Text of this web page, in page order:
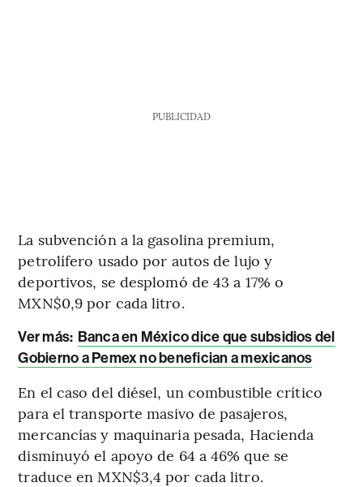
PUBLICIDAD
La subvención a la gasolina premium,
petrolífero usado por autos de lujo y
deportivos, se desplomó de 43 a 17% o
MXN$0,9 por cada litro.
Ver más: Banca en México dice que subsidios del
Gobierno a Pemex no benefician a mexicanos
En el caso del diésel, un combustible crítico
para el transporte masivo de pasajeros,
mercancías y maquinaria pesada, Hacienda
disminuyó el apoyo de 64 a 46% que se
traduce en MXN$3,4 por cada litro.